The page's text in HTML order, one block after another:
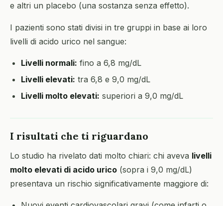
e altri un placebo (una sostanza senza effetto).
I pazienti sono stati divisi in tre gruppi in base ai loro
livelli di acido urico nel sangue:
Livelli normali: fino a 6,8 mg/dL
Livelli elevati: tra 6,8 e 9,0 mg/dL
Livelli molto elevati: superiori a 9,0 mg/dL
I risultati che ti riguardano
Lo studio ha rivelato dati molto chiari: chi aveva livelli
molto elevati di acido urico (sopra i 9,0 mg/dL)
presentava un rischio significativamente maggiore di: